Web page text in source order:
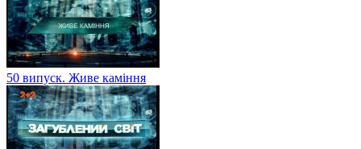
50 випуск. Живе каміння